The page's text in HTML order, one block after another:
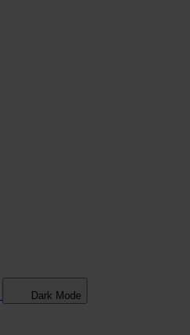
Dark Mode